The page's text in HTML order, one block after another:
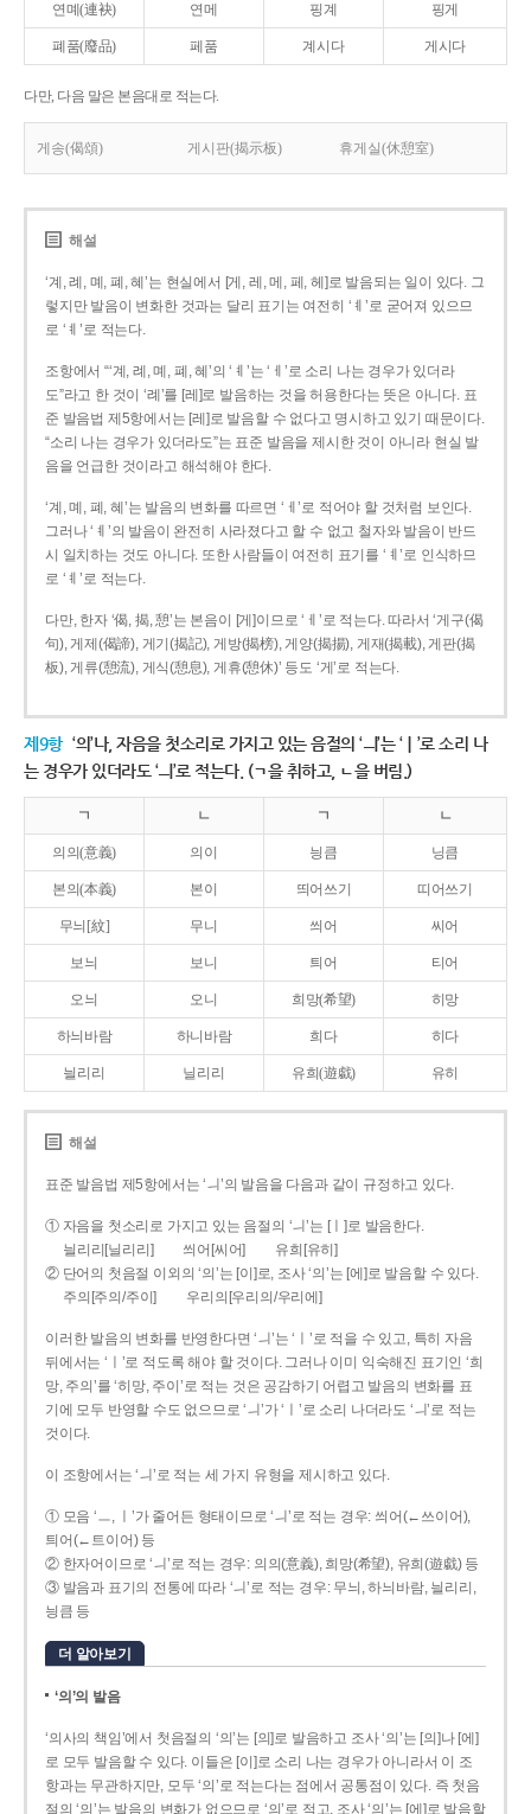
연몌(連袂) 연메 핑계 핑게
폐품(廢品) 페품 계시다 게시다
다만, 다음 말은 본음대로 적는다.
게송(偈頌) 게시판(揭示板) 휴게실(休憩室)
해설
‘계, 례, 몌, 폐, 혜’는 현실에서 [게, 레, 메, 페, 헤]로 발음되는 일이 있다. 그
렇지만 발음이 변화한 것과는 달리 표기는 여전히 ‘ㅖ’로 굳어져 있으므
로 ‘ㅖ’로 적는다.
조항에서 “‘계, 례, 몌, 폐, 혜’의 ‘ㅖ’는 ‘ㅔ’로 소리 나는 경우가 있더라
도”라고 한 것이 ‘례’를 [레]로 발음하는 것을 허용한다는 뜻은 아니다. 표
준 발음법 제5항에서는 [레]로 발음할 수 없다고 명시하고 있기 때문이다.
“소리 나는 경우가 있더라도”는 표준 발음을 제시한 것이 아니라 현실 발
음을 언급한 것이라고 해석해야 한다.
‘계, 몌, 폐, 혜’는 발음의 변화를 따르면 ‘ㅔ’로 적어야 할 것처럼 보인다.
그러나 ‘ㅖ’의 발음이 완전히 사라졌다고 할 수 없고 철자와 발음이 반드
시 일치하는 것도 아니다. 또한 사람들이 여전히 표기를 ‘ㅖ’로 인식하므
로 ‘ㅖ’로 적는다.
다만, 한자 ‘偈, 揭, 憩’는 본음이 [게]이므로 ‘ㅔ’로 적는다. 따라서 ‘게구(偈
句), 게제(偈諦), 게기(揭記), 게방(揭榜), 게양(揭揚), 게재(揭載), 게판(揭
板), 게류(憩流), 게식(憩息), 게휴(憩休)’ 등도 ‘게’로 적는다.
제9항 ‘의’나, 자음을 첫소리로 가지고 있는 음절의 ‘ㅢ’는 ‘ㅣ’로 소리 나
는 경우가 있더라도 ‘ㅢ’로 적는다. (ㄱ을 취하고, ㄴ을 버림.)
ㄱ ㄴ ㄱ ㄴ
의의(意義) 의이 닁큼 닝큼
본의(本義) 본이 띄어쓰기 띠어쓰기
무늬[紋] 무니 씌어 씨어
보늬 보니 틔어 티어
오늬 오니 희망(希望) 히망
하늬바람 하니바람 희다 히다
늴리리 닐리리 유희(遊戱) 유히
해설
표준 발음법 제5항에서는 ‘ㅢ’의 발음을 다음과 같이 규정하고 있다.
① 자음을 첫소리로 가지고 있는 음절의 ‘ㅢ’는 [ㅣ]로 발음한다.
늴리리[닐리리]
씌어[씨어]
유희[유히]
② 단어의 첫음절 이외의 ‘의’는 [이]로, 조사 ‘의’는 [에]로 발음할 수 있다.
주의[주의/주이]
우리의[우리의/우리에]
이러한 발음의 변화를 반영한다면 ‘ㅢ’는 ‘ㅣ’로 적을 수 있고, 특히 자음
뒤에서는 ‘ㅣ’로 적도록 해야 할 것이다. 그러나 이미 익숙해진 표기인 ‘희
망, 주의’를 ‘히망, 주이’로 적는 것은 공감하기 어렵고 발음의 변화를 표
기에 모두 반영할 수도 없으므로 ‘ㅢ’가 ‘ㅣ’로 소리 나더라도 ‘ㅢ’로 적는
것이다.
이 조항에서는 ‘ㅢ’로 적는 세 가지 유형을 제시하고 있다.
① 모음 ‘ㅡ, ㅣ’가 줄어든 형태이므로 ‘ㅢ’로 적는 경우: 씌어(←쓰이어),
틔어(←트이어) 등
② 한자어이므로 ‘ㅢ’로 적는 경우: 의의(意義), 희망(希望), 유희(遊戱) 등
③ 발음과 표기의 전통에 따라 ‘ㅢ’로 적는 경우: 무늬, 하늬바람, 늴리리,
닁큼 등
더 알아보기
‘의’의 발음
‘의사의 책임’에서 첫음절의 ‘의’는 [의]로 발음하고 조사 ‘의’는 [의]나 [에]
로 모두 발음할 수 있다. 이들은 [이]로 소리 나는 경우가 아니라서 이 조
항과는 무관하지만, 모두 ‘의’로 적는다는 점에서 공통점이 있다. 즉 첫음
절의 ‘의’는 발음의 변화가 없으므로 ‘의’로 적고, 조사 ‘의’는 [에]로 발음할